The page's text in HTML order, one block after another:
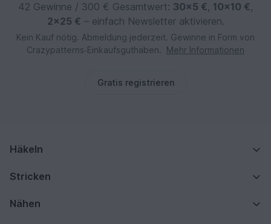
42 Gewinne / 300 € Gesamtwert: 30×5 €, 10×10 €,
2×25 € – einfach Newsletter aktivieren.
Kein Kauf nötig. Abmeldung jederzeit. Gewinne in Form von
Crazypatterns‑Einkaufsguthaben.
Mehr Informationen
Gratis registrieren
Häkeln
Stricken
Nähen